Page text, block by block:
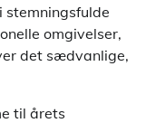
stemningsfulde
omgivelser,
det sædvanlige,
til årets